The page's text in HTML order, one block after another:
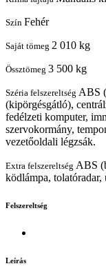
Szín Fehér
Saját tömeg 2 010 kg
Össztömeg 3 500 kg
Széria felszereltség ABS
(kipörgésgátló),
fedélzeti komputer,
szervokormány,
vezetőoldali légzsák.
Extra felszereltség ABS
ködlámpa,
Felszereltség
Leírás